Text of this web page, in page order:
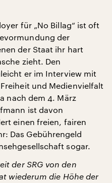
für „No Billag“ ist oft
der
der Staat ihr hart
zieht. Den
er im Interview mit
und Medienvielfalt
nach dem 4. März
ist davon
einen freien, fairen
Das Gebührengeld
sogar.
der SRG von den
wiederum die Höhe der